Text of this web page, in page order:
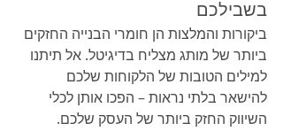
בשבילכם
ביקורות והמלצות הן חומרי הבנייה החזקים
ביותר של מותג מצליח בדיגיטל. אל תיתנו
למילים הטובות של הלקוחות שלכם
להישאר בלתי נראות – הפכו אותן לכלי
השיווק החזק ביותר של העסק שלכם.